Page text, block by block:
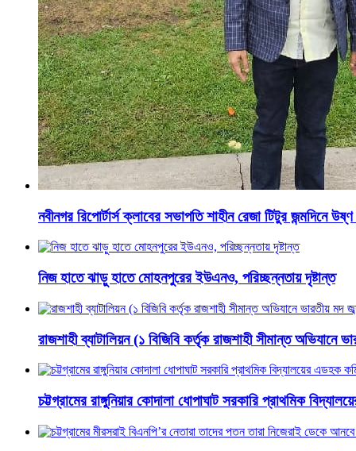
নবীনগর রিপোর্টার্স ক্লাবের সভাপতি শাহীন রেজা টিটুর জন্মদিনে
নিজ হাতে ঝাড়ু হাতে মোহনপুরের ইউএনও, পরিচ্ছন্নতায় দৃষ্টান্ত
রাজশাহী ব্যাটালিয়ন (১ বিজিবি কর্তৃক রাজশাহী সীমান্ত অভিযানে
চট্টগ্রামের রাঙ্গুনিয়ার কোদালা ধোপাঘাট সরকারি প্রাথমিক